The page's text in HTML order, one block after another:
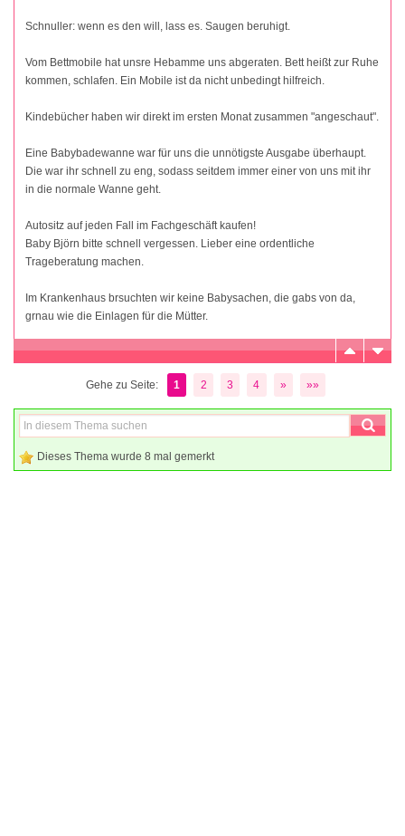
Schnuller: wenn es den will, lass es. Saugen beruhigt.
Vom Bettmobile hat unsre Hebamme uns abgeraten. Bett heißt zur Ruhe
kommen, schlafen. Ein Mobile ist da nicht unbedingt hilfreich.
Kindebücher haben wir direkt im ersten Monat zusammen "angeschaut".
Eine Babybadewanne war für uns die unnötigste Ausgabe überhaupt.
Die war ihr schnell zu eng, sodass seitdem immer einer von uns mit ihr
in die normale Wanne geht.
Autositz auf jeden Fall im Fachgeschäft kaufen!
Baby Björn bitte schnell vergessen. Lieber eine ordentliche
Trageberatung machen.
Im Krankenhaus brsuchten wir keine Babysachen, die gabs von da,
grnau wie die Einlagen für die Mütter.
Gehe zu Seite: 1 2 3 4 » »»
Dieses Thema wurde 8 mal gemerkt